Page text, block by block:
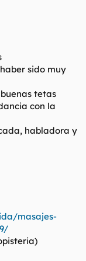
sido muy
tetas
con la
habladora y
masajes-